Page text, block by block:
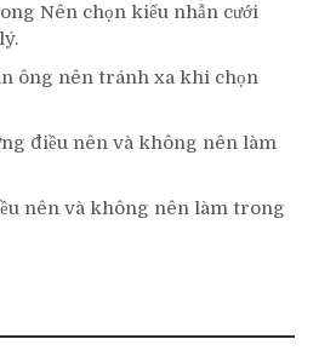
Nên chọn kiểu nhẫn cưới
ông nên tránh xa khi chọn
điều nên và không nên làm
nên và không nên làm trong